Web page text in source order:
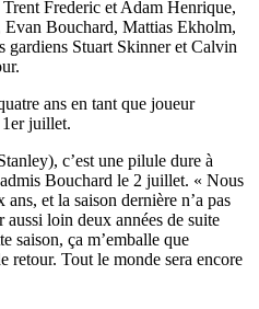
Frederic et Adam Henrique,
Evan Bouchard, Mattias Ekholm,
gardiens Stuart Skinner et Calvin
ans en tant que joueur
juillet.
c’est une pilule dure à
Bouchard le 2 juillet. « Nous
et la saison dernière n’a pas
loin deux années de suite
saison, ça m’emballe que
retour. Tout le monde sera encore